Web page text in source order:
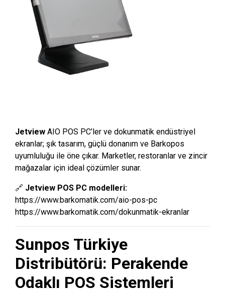
Jetview AIO POS PC’ler ve dokunmatik endüstriyel
ekranlar; şık tasarım, güçlü donanım ve Barkopos
uyumluluğu ile öne çıkar. Marketler, restoranlar ve zincir
mağazalar için ideal çözümler sunar.
🔗 Jetview POS PC modelleri:
https://www.barkomatik.com/aio-pos-pc
https://www.barkomatik.com/dokunmatik-ekranlar
Sunpos Türkiye
Distribütörü: Perakende
Odaklı POS Sistemleri